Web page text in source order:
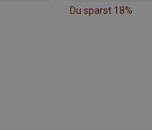
Du sparst 18%